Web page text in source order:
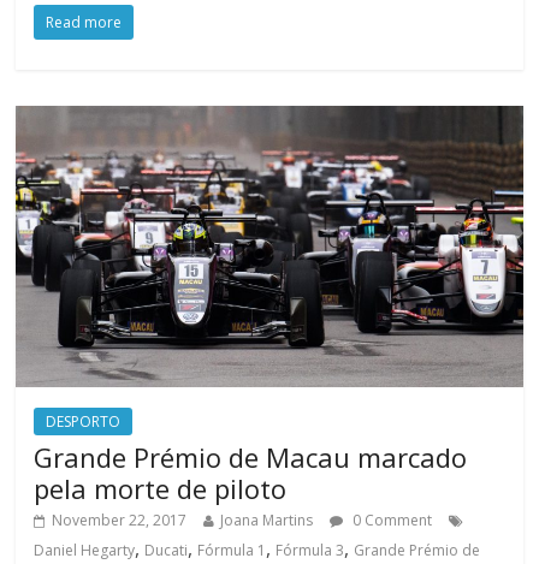
Read more
DESPORTO
Grande Prémio de Macau marcado
pela morte de piloto
November 22, 2017 Joana Martins
0 Comment
Daniel Hegarty, Ducati, Fórmula 1 , Fórmula 3, Grande Prémio de